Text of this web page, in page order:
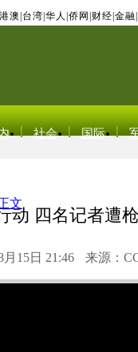
港澳 台湾 华人 侨网 财经 金融
社会 国际
文
动 四名记者遭
15日 21:46 来源：